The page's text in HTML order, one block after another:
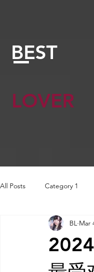
BEST
LOVER
All Posts Category 1
AI 工具
AI 新闻
BL Mar